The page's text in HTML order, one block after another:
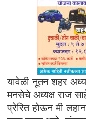
यावेळी नूतन शहर
मनसेचे अध्यक्ष राज
प्रेरित होऊन मी